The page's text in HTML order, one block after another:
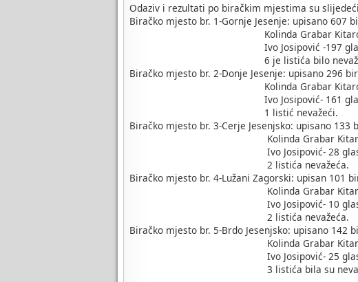
Odaziv i rezultati po biračkim mjestima su
Biračko mjesto br. 1-Gornje Jesenje: upisano 607
Kolinda Grabar Kitarović – 238
Ivo Josipović -197 glasova ili
6 je listića bilo
Biračko mjesto br. 2-Donje Jesenje: upisano 296
Kolinda Grabar Kitarović - 55
Ivo Josipović- 161 glas ili
1 listić nevažeći.
Biračko mjesto br. 3-Cerje Jesenjsko: upisano
Kolinda Grabar Kitarović – 52
Ivo Josipović- 28 glasova ili
2 listića nevažeća.
Biračko mjesto br. 4-Lužani Zagorski: upisan 101
Kolinda Grabar Kitarović – 52
Ivo Josipović- 10 glasova ili
2 listića nevažeća.
Biračko mjesto br. 5-Brdo Jesenjsko: upisano 142
Kolinda Grabar Kitarović –
Ivo Josipović- 25 glasova ili
3 listića bila su